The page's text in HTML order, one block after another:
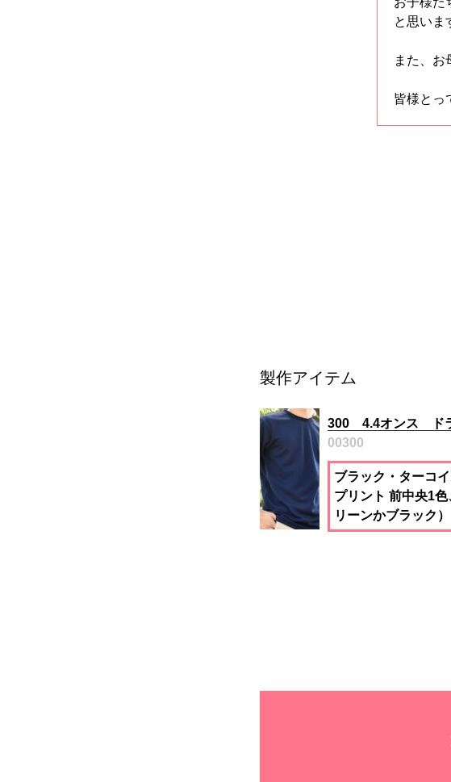
と思いま
また、お
皆様とっ
製作アイテム
300 4.4オンス ド
00300
ブラック・ターコ
プリント 前中央1
リーンかブラック）